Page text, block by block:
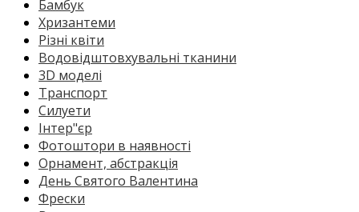
Бамбук
Хризантеми
Різні квіти
Водовідштовхувальні тканини
3D моделі
Транспорт
Силуети
Інтер"єр
Фотоштори в наявності
Орнамент, абстракція
День Святого Валентина
Фрески